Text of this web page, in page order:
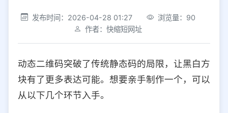
社交平台 电商平台
选择防红平台类型，避免链接被拦截
平台设置
iOS Android PC 其他
选择允许访问的平台类型
发布时间：2026-04-28 01:27
浏览量：90
作者：快缩短网址
动态二维码突破了传统静态码的局限，让黑白方
块有了更多表达可能。想要亲手制作一个，可以
从以下几个环节入手。